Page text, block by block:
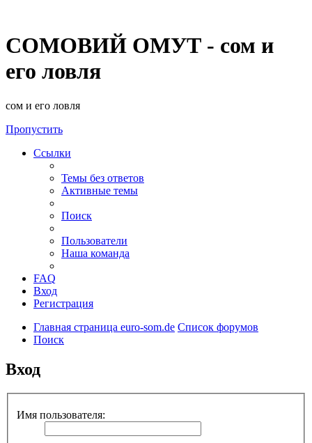
СОМОВИЙ ОМУТ - сом и
его ловля
сом и его ловля
Пропустить
Ссылки
Темы без ответов
Активные темы
Поиск
Пользователи
Наша команда
FAQ
Вход
Регистрация
Главная страница euro-som.de Список форумов
Поиск
Вход
Имя пользователя: